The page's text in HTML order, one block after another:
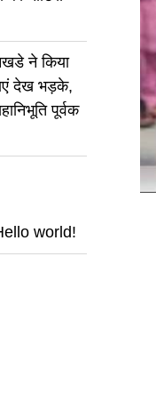
ने किया
देख भड़के,
पूर्वक
world!